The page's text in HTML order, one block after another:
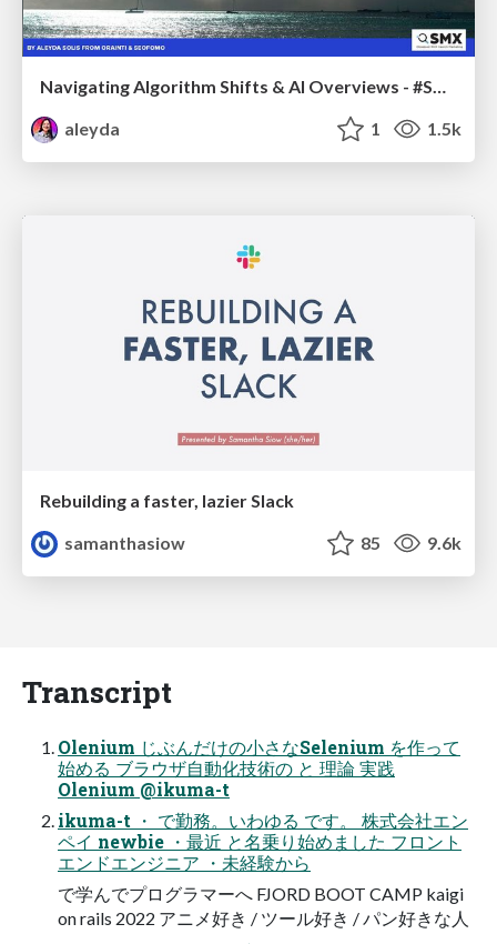
Navigating Algorithm Shifts & AI Overviews - #SMXNext
aleyda
1 1.5k
Rebuilding a faster, lazier Slack
samanthasiow
85 9.6k
Transcript
Olenium じぶんだけの小さなSelenium を作って
始める ブラウザ自動化技術の と 理論 実践
Olenium @ikuma-t
ikuma-t ・ で勤務。いわゆる です。 株式会社エン
ペイ newbie ・最近 と名乗り始めました フロント
エンドエンジニア ・未経験から
で学んでプログラマーへ FJORD BOOT CAMP kaigi
on rails 2022 アニメ好き / ツール好き / パン好きな人